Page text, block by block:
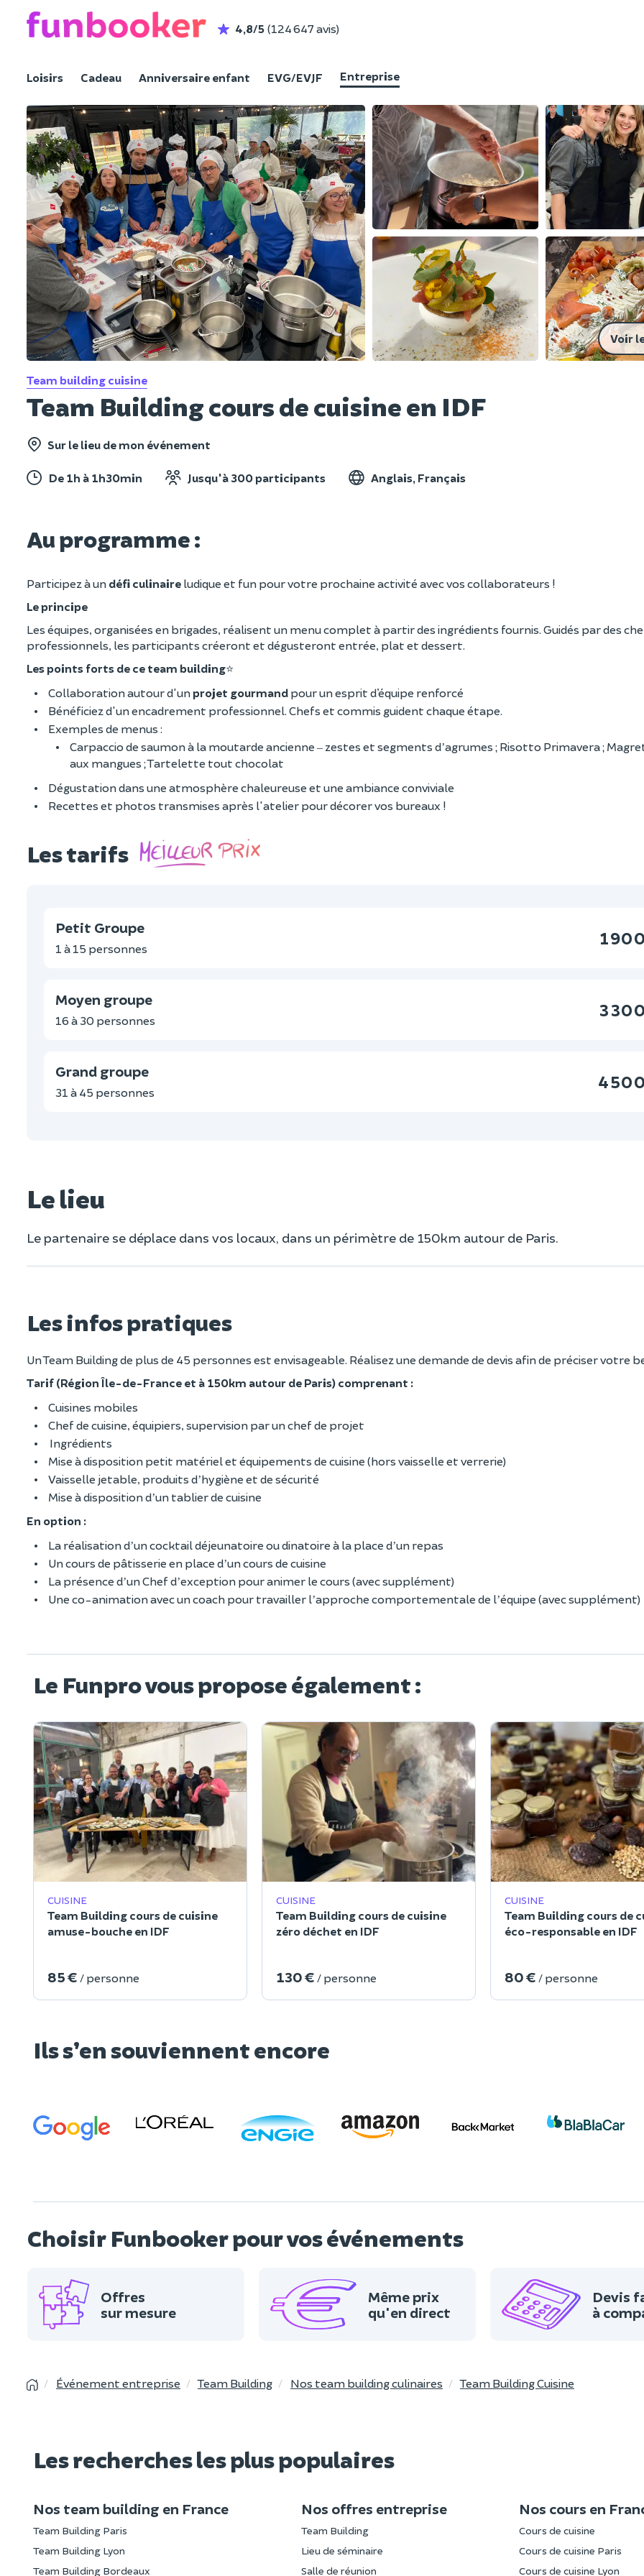
4,8/5 (124 647 avis)
Loisirs Cadeau Anniversaire enfant EVG/EVJF Entreprise
Voir
Team building cuisine
Team Building cours de cuisine en IDF
Sur le lieu de mon événement
De 1h à 1h30min Jusqu'à 300 participants Anglais, Français
Au programme :
Participez à un défi culinaire ludique et fun pour votre prochaine activité avec vos collaborateurs !
Le principe
Les équipes, organisées en brigades, réalisent un menu complet à partir des ingrédients fournis. Guidés par des
professionnels, les participants créeront et dégusteront entrée, plat et dessert.
Les points forts de ce team building⭐
Collaboration autour d'unprojet gourmand pour un esprit d’équipe renforcé
Bénéficiez d'un encadrement professionnel. Chefs et commis guident chaque étape.
Exemples de menus :
Carpaccio de saumon à la moutarde ancienne – zestes et segments d’agrumes ; Risotto Primavera ;
aux mangues ; Tartelette tout chocolat
Dégustation dans une atmosphère chaleureuse et une ambiance conviviale
Recettes et photos transmises après l'atelier pour décorer vos bureaux !
Les tarifs
Petit Groupe
1 à 15 personnes
1
Moyen groupe
16 à 30 personnes
3
Grand groupe
31 à 45 personnes
4
Le lieu
Le partenaire se déplace dans vos locaux, dans un périmètre de 150km autour de Paris.
Les infos pratiques
Un Team Building de plus de 45 personnes est envisageable. Réalisez une demande de devis afin de préciser votre
Tarif (Région Île-de-France et à 150km autour de Paris) comprenant :
Cuisines mobiles
Chef de cuisine, équipiers, supervision par un chef de projet
Ingrédients
Mise à disposition petit matériel et équipements de cuisine (hors vaisselle et verrerie)
Vaisselle jetable, produits d’hygiène et de sécurité
Mise à disposition d’un tablier de cuisine
En option :
La réalisation d’un cocktail déjeunatoire ou dinatoire à la place d’un repas
Un cours de pâtisserie en place d’un cours de cuisine
La présence d’un Chef d’exception pour animer le cours (avec supplément)
Une co-animation avec un coach pour travailler l’approche comportementale de l’équipe (avec supplément)
Le Funpro vous propose également :
CUISINE
Team Building cours de cuisine
amuse-bouche en IDF
85 € / personne
CUISINE
Team Building cours de cuisine
zéro déchet en IDF
130 € / personne
CUISINE
Team Building cours de
éco-responsable en IDF
80 € / personne
Ils s’en souviennent encore
Choisir Funbooker pour vos événements
Offres
sur mesure
Même prix
qu'en direct
Devis
à
Événement entreprise Team Building Nos team building culinaires Team Building Cuisine
Les recherches les plus populaires
Nos team building en France
Team Building Paris
Team Building Lyon
Team Building Bordeaux
Nos offres entreprise
Team Building
Lieu de séminaire
Salle de réunion
Nos cours en
Cours de cuisine
Cours de cuisine Paris
Cours de cuisine Lyon